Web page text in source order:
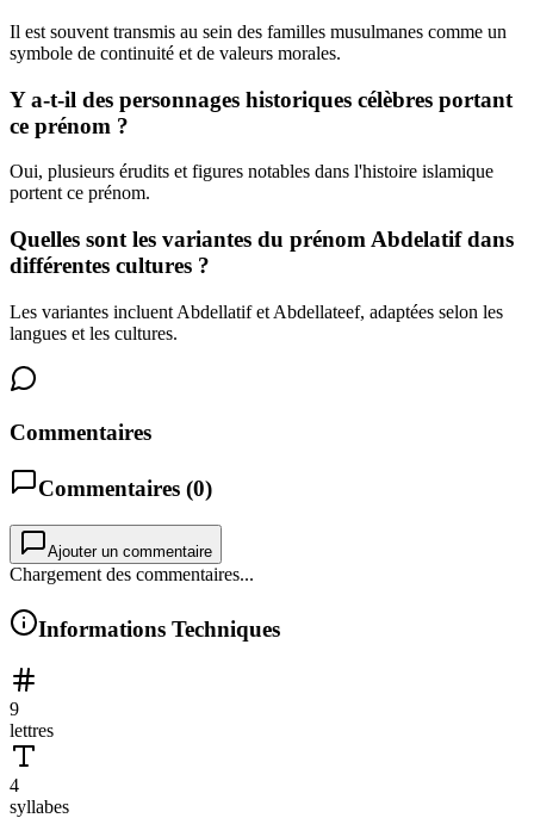
Il est souvent transmis au sein des familles musulmanes comme un
symbole de continuité et de valeurs morales.
Y a-t-il des personnages historiques célèbres portant
ce prénom ?
Oui, plusieurs érudits et figures notables dans l'histoire islamique
portent ce prénom.
Quelles sont les variantes du prénom Abdelatif dans
différentes cultures ?
Les variantes incluent Abdellatif et Abdellateef, adaptées selon les
langues et les cultures.
Commentaires
Commentaires (0)
Ajouter un commentaire
Chargement des commentaires...
Informations Techniques
9
lettres
4
syllabes